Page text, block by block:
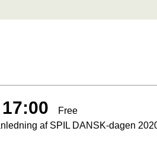
17:00
Free
af SPIL DANSK-dagen